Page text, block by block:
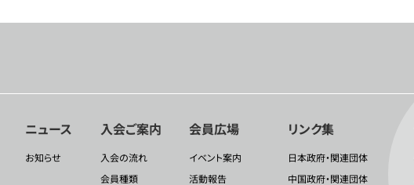
ニュース
お知らせ
入会ご案内
入会の流れ
会員種類
会員広場
イベント案内
活動報告
リンク集
日本政府・関連団体
中国政府・関連団体